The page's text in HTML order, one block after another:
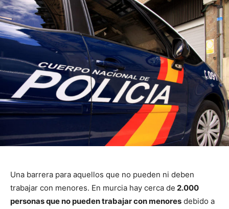
Una barrera para aquellos que no pueden ni deben
trabajar con menores. En murcia hay cerca de 2.000
personas que no pueden trabajar con menores debido a